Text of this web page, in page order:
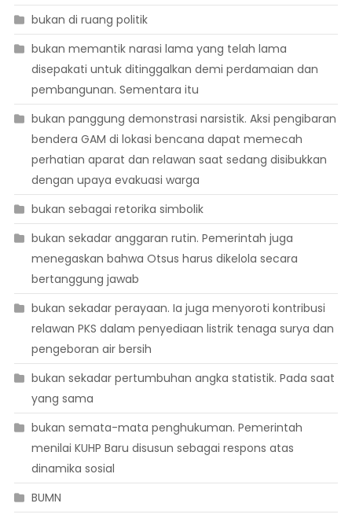
bukan di ruang politik
bukan memantik narasi lama yang telah lama
disepakati untuk ditinggalkan demi perdamaian dan
pembangunan. Sementara itu
bukan panggung demonstrasi narsistik. Aksi pengibaran
bendera GAM di lokasi bencana dapat memecah
perhatian aparat dan relawan saat sedang disibukkan
dengan upaya evakuasi warga
bukan sebagai retorika simbolik
bukan sekadar anggaran rutin. Pemerintah juga
menegaskan bahwa Otsus harus dikelola secara
bertanggung jawab
bukan sekadar perayaan. Ia juga menyoroti kontribusi
relawan PKS dalam penyediaan listrik tenaga surya dan
pengeboran air bersih
bukan sekadar pertumbuhan angka statistik. Pada saat
yang sama
bukan semata-mata penghukuman. Pemerintah
menilai KUHP Baru disusun sebagai respons atas
dinamika sosial
BUMN